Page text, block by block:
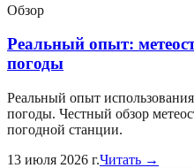
Обзор
Реальный опыт:
погоды
Реальный опыт
погоды. Честный обзор
погодной станции.
13 июля 2026 г.Читать →